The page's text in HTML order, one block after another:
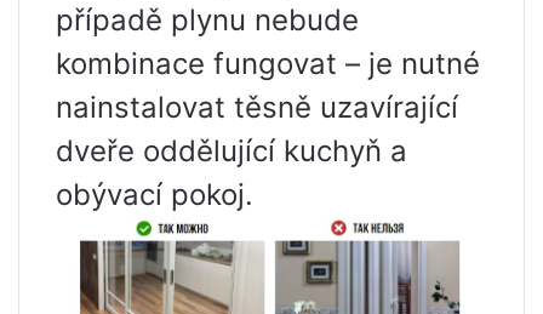
případě plynu nebude
kombinace fungovat – je nutné
nainstalovat těsně uzavírající
dveře oddělující kuchyň a
obývací pokoj.